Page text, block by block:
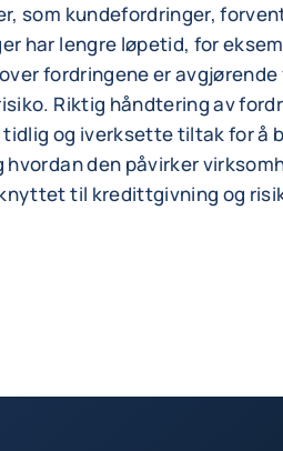
som kundefordringer,
har lengre løpetid, for
fordringene er
Riktig håndtering av
og iverksette tiltak for å
hvordan den påvirker
til kredittgivning og